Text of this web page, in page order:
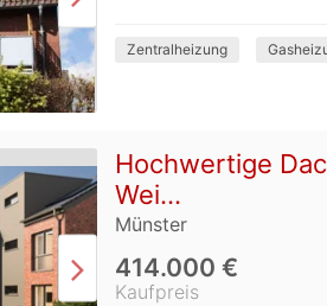
Zentralheizung
Hochwertige
Wei...
Münster
Kaufpreis
414.000 €